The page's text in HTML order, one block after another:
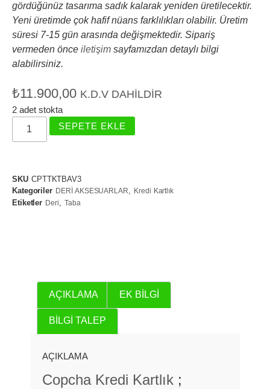
gördüğünüz tasarıma sadık kalarak yeniden üretilecektir.
Yeni üretimde çok hafif nüans farklılıkları olabilir. Üretim
süresi 7-15 gün arasında değişmektedir. Sipariş
vermeden önce iletişim sayfamızdan detaylı bilgi
alabilirsiniz.
₺11.900,00 K.D.V DAHILDIR
2 adet stokta
SEPETE EKLE
SKU CPTTKTBAV3
Kategoriler DERİ AKSESUARLAR, Kredi Kartlık
Etiketler Deri,Taba
AÇIKLAMA EK BILGI
BILGI TALEP
AÇIKLAMA
Copcha Kredi Kartlık ;